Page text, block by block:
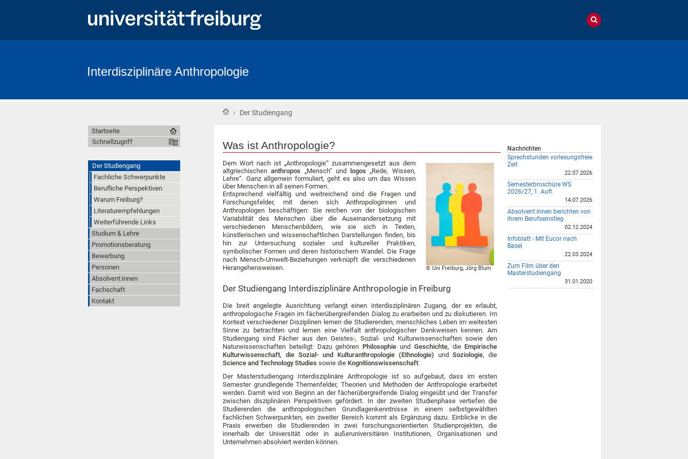
Interdisziplinäre Anthropologie
Startseite
› Der Studiengang
Was ist Anthropologie?
© Uni Freiburg, Jörg Blum
Dem Wort nach ist „Anthropologie“ zusammengesetzt aus dem
altgriechischenanthropos „Mensch“ und logos „Rede, Wissen,
Lehre“. Ganz allgemein formuliert, geht es also um das Wissen
über Menschen in all seinen Formen.
Entsprechend vielfältig und weitreichend sind die Fragen und
Forschungsfelder, mit denen sich Anthropologinnen und
Anthropologen beschäftigen: Sie reichen von der biologischen
Variabilität des Menschen über die Auseinandersetzung mit
verschiedenen Menschenbildern, wie sie sich in Texten,
künstlerischen und wissenschaftlichen Darstellungen finden, bis
hin zur Untersuchung sozialer und kultureller Praktiken,
symbolischer Formen und deren historischem Wandel. Die Frage
nach Mensch-Umwelt-Beziehungen verknüpft die verschiedenen
Herangehensweisen.
Der Studiengang Interdisziplinäre Anthropologie in Freiburg
Die breit angelegte Ausrichtung verlangt einen interdisziplinären Zugang, der es erlaubt,
anthropologische Fragen im fächerübergreifenden Dialog zu erarbeiten und zu diskutieren. Im
Kontext verschiedener Disziplinen lernen die Studierenden, menschliches Leben im weitesten
Sinne zu betrachten und lernen eine Vielfalt anthropologischer Denkweisen kennen. Am
Studiengang sind Fächer aus den Geistes-, Sozial- und Kulturwissenschaften sowie den
Naturwissenschaften beteiligt: Dazu gehören Philosophie und Geschichte, die Empirische
Kulturwissenschaft, die Sozial- und Kulturanthropologie (Ethnologie) und Soziologie, die
Science and Technology Studies sowie die Kognitionswissenschaft.
Der Masterstudiengang Interdisziplinäre Anthropologie ist so aufgebaut, dass im ersten
Semester grundlegende Themenfelder, Theorien und Methoden der Anthropologie erarbeitet
werden. Damit wird von Beginn an der fächerübergreifende Dialog eingeübt und der Transfer
zwischen disziplinären Perspektiven gefördert. In der zweiten Studienphase vertiefen die
Studierenden die anthropologischen Grundlagenkenntnisse in einem selbstgewählten
fachlichen Schwerpunkten, ein zweiter Bereich kommt als Ergänzung dazu. Einblicke in die
Praxis erwerben die Studierenden in zwei forschungsorientierten Studienprojekten, die
innerhalb der Universität oder in außeruniversitären Institutionen, Organisationen und
Unternehmen absolviert werden können.
Nachrichten
Sprechstunden vorlesungsfreie
Zeit
22.07.2026
Semesterbroschüre WS
2026/27, 1. Aufl.
14.07.2026
Absolvent:innen berichten von
ihrem Berufseinstieg
02.12.2024
Infoblatt - Mit Eucor nach
Basel
22.03.2024
Zum Film über den
Masterstudiengang
31.01.2020
Startseite
Schnellzugriff
Der Studiengang
Fachliche Schwerpunkte
Berufliche Perspektiven
Warum Freiburg?
Literaturempfehlungen
Weiterführende Links
Studium & Lehre
Promotionsberatung
Bewerbung
Personen
Absolvent:innen
Fachschaft
Kontakt